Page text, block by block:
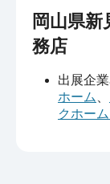
岡山県
務店
出展企業
ホーム
クホー